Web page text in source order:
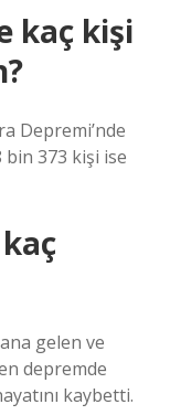
kaç kişi
Depremi’nde
bin 373 kişi ise
gelen ve
depremde
kaybetti.